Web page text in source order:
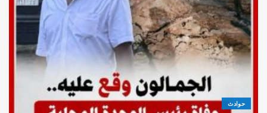
حوادث